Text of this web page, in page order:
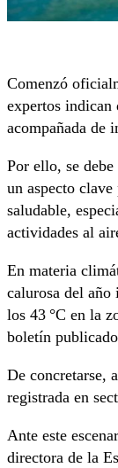
Comenzó
expertos indican
acompañada de
Por ello, se
un aspecto clave
saludable,
actividades al
En materia
calurosa del año
los 43 °C en la
boletín
De concretarse,
registrada en
Ante este
directora de la